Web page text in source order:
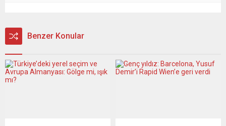
Benzer Konular